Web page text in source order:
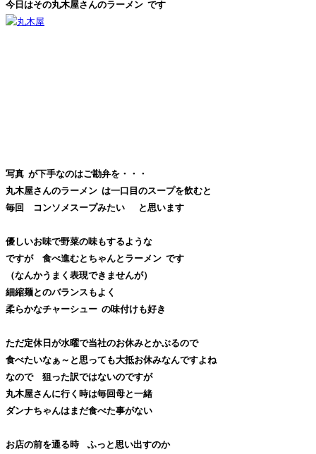
今日はその丸木屋さんのラーメン です
写真 が下手なのはご勘弁を・・・
丸木屋さんのラーメン は一口目のスープを飲むと
毎回 コンソメスープみたい
と思います
優しいお味で野菜の味もするような
ですが 食べ進むとちゃんとラーメン です
（なんかうまく表現できませんが）
細縮麺とのバランスもよく
柔らかなチャーシュー の味付けも好き
ただ定休日が水曜で当社のお休みとかぶるので
食べたいなぁ～と思っても大抵お休みなんですよね
なので 狙った訳ではないのですが
丸木屋さんに行く時は毎回母と一緒
ダンナちゃんはまだ食べた事がない
お店の前を通る時
ふっと思い出すのか